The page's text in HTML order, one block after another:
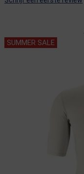
SUMMER SALE